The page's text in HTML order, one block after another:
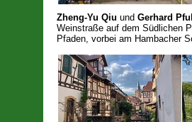
Zheng-Yu Qiu und Gerhard
Weinstraße auf dem Südlichen
Pfaden, vorbei am Hambacher